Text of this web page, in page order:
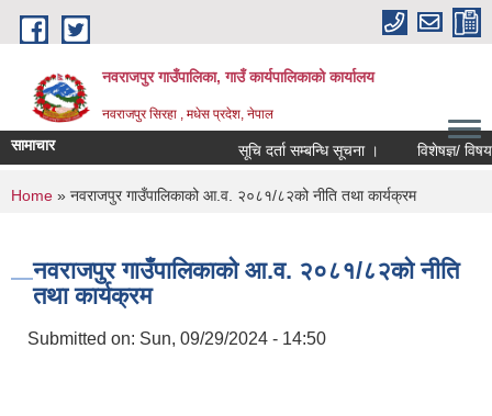
Skip to main content
नवराजपुर गाउँपालिका, गाउँ कार्यपालिकाको कार्यालय
नवराजपुर सिरहा , मधेस प्रदेश, नेपाल
सामाचार सूचि दर्ता सम्बन्धि सूचना । विशेषज्ञ/ विषय
You are here
Home » नवराजपुर गाउँपालिकाको आ.व. २०८१/८२को नीति तथा कार्यक्रम
नवराजपुर गाउँपालिकाको आ.व. २०८१/८२को नीति
तथा कार्यक्रम
Submitted on: Sun, 09/29/2024 - 14:50